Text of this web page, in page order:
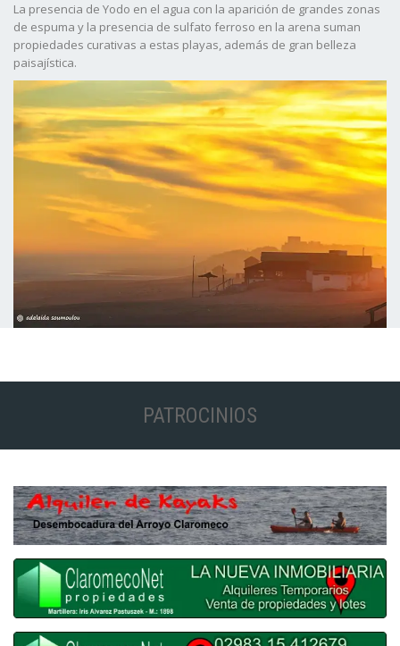
La presencia de Yodo en el agua con la aparición de grandes zonas
de espuma y la presencia de sulfato ferroso en la arena suman
propiedades curativas a estas playas, además de gran belleza
paisajística.
PATROCINIOS